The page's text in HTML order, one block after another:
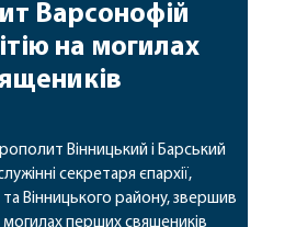
Варсонофій
на могилах
Вінницький і Барський
секретаря єпархії,
та Вінницького району, звершив
могилах перших священиків